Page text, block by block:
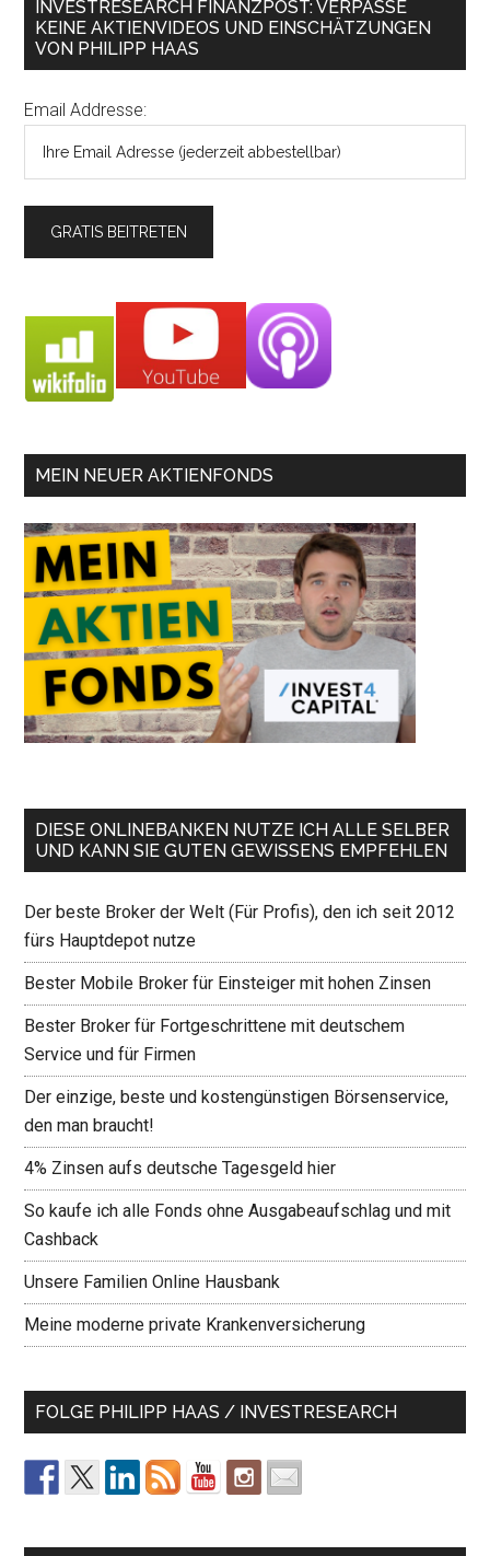
INVESTRESEARCH FINANZPOST: VERPASSE
KEINE AKTIENVIDEOS UND EINSCHÄTZUNGEN
VON PHILIPP HAAS
Email Addresse:
MEIN NEUER AKTIENFONDS
DIESE ONLINEBANKEN NUTZE ICH ALLE SELBER
UND KANN SIE GUTEN GEWISSENS EMPFEHLEN
Der beste Broker der Welt (Für Profis), den ich seit 2012
fürs Hauptdepot nutze
Bester Mobile Broker für Einsteiger mit hohen Zinsen
Bester Broker für Fortgeschrittene mit deutschem
Service und für Firmen
Der einzige, beste und kostengünstigen Börsenservice,
den man braucht!
4% Zinsen aufs deutsche Tagesgeld hier
So kaufe ich alle Fonds ohne Ausgabeaufschlag und mit
Cashback
Unsere Familien Online Hausbank
Meine moderne private Krankenversicherung
FOLGE PHILIPP HAAS / INVESTRESEARCH